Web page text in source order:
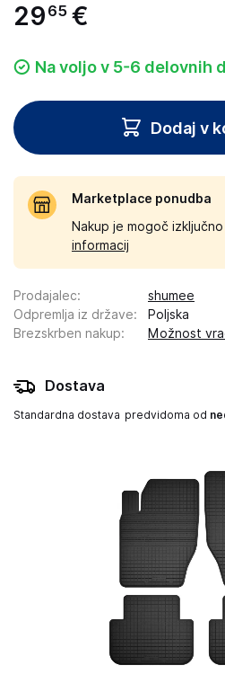
29 65 €
Na voljo v 5-6 delovnih
Dodaj v
Marketplace ponudba
Nakup je mogoč
informacij
Prodajalec:
shumee
Odpremlja iz države:
Poljska
Brezskrben nakup: Možnost
Dostava
Standardna dostava predvidoma od